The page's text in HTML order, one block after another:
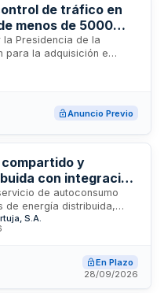
de tráfico en
menos de 5000
de Castellón
Presidencia de la
para la adquisición e
de control de tráfico en
pequeño tamaño con
y puesta en marcha de
servicios asociados de
pretende mejorar la
en los municipios
y enhanciendo la
de control automatizado
Anuncio Previo
y
con integración
Cartuja
de autoconsumo
de energía distribuida,
B2G (Business to Grid).
Cartuja licita esta
renovables
contrato abarca la
S.A.
En Plazo
28/09/2026